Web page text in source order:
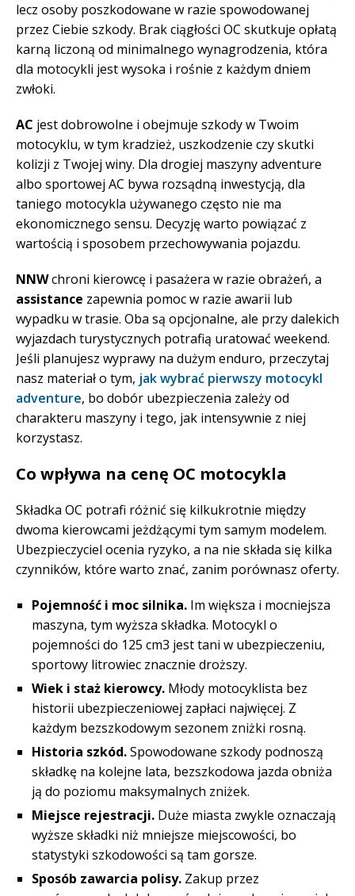
lecz osoby poszkodowane w razie spowodowanej
przez Ciebie szkody. Brak ciągłości OC skutkuje opłatą
karną liczoną od minimalnego wynagrodzenia, która
dla motocykli jest wysoka i rośnie z każdym dniem
zwłoki.
AC jest dobrowolne i obejmuje szkody w Twoim
motocyklu, w tym kradzież, uszkodzenie czy skutki
kolizji z Twojej winy. Dla drogiej maszyny adventure
albo sportowej AC bywa rozsądną inwestycją, dla
taniego motocykla używanego często nie ma
ekonomicznego sensu. Decyzję warto powiązać z
wartością i sposobem przechowywania pojazdu.
NNWchroni kierowcę i pasażera w razie obrażeń, a
assistance zapewnia pomoc w razie awarii lub
wypadku w trasie. Oba są opcjonalne, ale przy dalekich
wyjazdach turystycznych potrafią uratować weekend.
Jeśli planujesz wyprawy na dużym enduro, przeczytaj
nasz materiał o tym, jak wybrać pierwszy motocykl
adventure, bo dobór ubezpieczenia zależy od
charakteru maszyny i tego, jak intensywnie z niej
korzystasz.
Co wpływa na cenę OC motocykla
Składka OC potrafi różnić się kilkukrotnie między
dwoma kierowcami jeżdżącymi tym samym modelem.
Ubezpieczyciel ocenia ryzyko, a na nie składa się kilka
czynników, które warto znać, zanim porównasz oferty.
Pojemność i moc silnika. Im większa i mocniejsza
maszyna, tym wyższa składka. Motocykl o
pojemności do 125 cm3 jest tani w ubezpieczeniu,
sportowy litrowiec znacznie droższy.
Wiek i staż kierowcy. Młody motocyklista bez
historii ubezpieczeniowej zapłaci najwięcej. Z
każdym bezszkodowym sezonem zniżki rosną.
Historia szkód.Spowodowane szkody podnoszą
składkę na kolejne lata, bezszkodowa jazda obniża
ją do poziomu maksymalnych zniżek.
Miejsce rejestracji. Duże miasta zwykle oznaczają
wyższe składki niż mniejsze miejscowości, bo
statystyki szkodowości są tam gorsze.
Sposób zawarcia polisy. Zakup przez